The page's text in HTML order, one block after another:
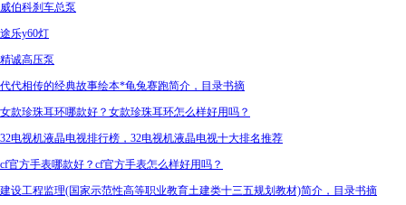
威伯科刹车总泵
途乐y60灯
精诚高压泵
代代相传的经典故事绘本*龟兔赛跑简介，目录书摘
女款珍珠耳环哪款好？女款珍珠耳环怎么样好用吗？
32电视机液晶电视排行榜，32电视机液晶电视十大排名推荐
cf官方手表哪款好？cf官方手表怎么样好用吗？
建设工程监理(国家示范性高等职业教育土建类十三五规划教材)简介，目录书摘